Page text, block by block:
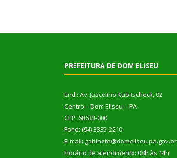
PREFEITURA DE DOM ELISEU
End.: Av. Juscelino Kubitscheck, 02
Centro – Dom Eliseu – PA
CEP: 68633-000
Fone: (94) 3335-2210
E-mail: gabinete@domeliseu.pa.gov.br
Horário de atendimento: 08h às 14h